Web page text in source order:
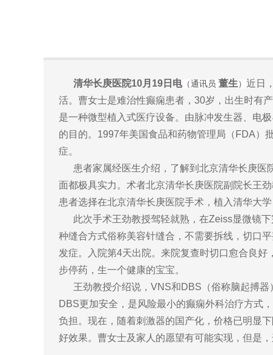
清华长庚医院10月19日电 （通讯员 董生 ） 近日
活。曹女士是难治性癫痫患者，30岁，出生时有
是一种微型植入式医疗设备。由脉冲发生器、电
的目的。1997年美国食品和药物管理局（FDA）
症。
患者家属经医生介绍，了解到北京清华长庚医
面都极具实力。术者北京清华长庚医院副院长王
患者选择在北京清华长庚医院手术，植入清
此次手术王劲教授驾轻就熟，在Zeiss显微镜下
种缝合方式俗称美容针缝合，不需要拆线，切口
发症。入院第4天出院。来院复查时切口愈合良
步停药，生一个健康的宝宝。
王劲教授介绍说，VNS和DBS（俗称脑起搏器
DBS更加安全，是风险最小的癫痫外科治疗方式
负担。现在，随着刺激器的国产化，价格已明显
好效果。曹女士及家人的愿望有可能实现，但是